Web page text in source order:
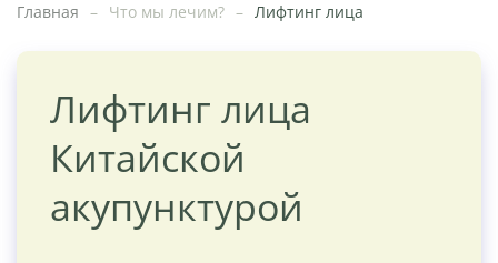
Главная Что мы лечим? Лифтинг лица
Лифтинг лица
Китайской
акупунктурой